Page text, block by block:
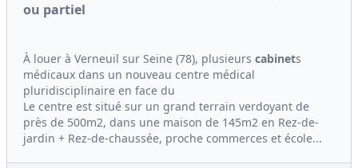
ou partiel
À louer à Verneuil sur Seine (78), plusieurs cabinets
médicaux dans un nouveau centre médical
pluridisciplinaire en face du
Le centre est situé sur un grand terrain verdoyant de
près de 500m2, dans une maison de 145m2 en Rez-de-
jardin + Rez-de-chaussée, proche commerces et école...